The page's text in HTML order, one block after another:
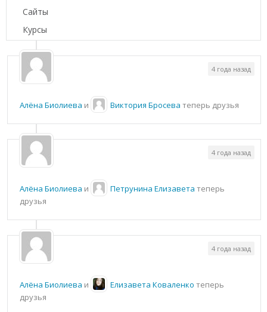
Сайты
Курсы
Алёна Биолиева и Виктория Бросева теперь друзья
4 года назад
Алёна Биолиева и Петрунина Елизавета теперь
друзья
4 года назад
Алёна Биолиева и Елизавета Коваленко теперь
друзья
4 года назад